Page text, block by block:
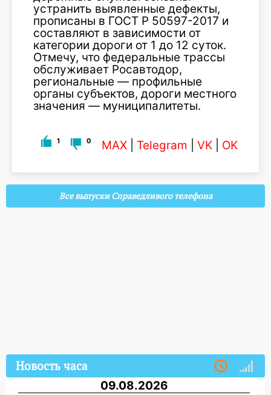
устранить выявленные дефекты,
прописаны в ГОСТ Р 50597-2017 и
составляют в зависимости от
категории дороги от 1 до 12 суток.
Отмечу, что федеральные трассы
обслуживает Росавтодор,
региональные — профильные
органы субъектов, дороги местного
значения — муниципалитеты.
1 0 MAX Telegram VK OK
Все выпуски Справедливого телефона
Новость часа
09.08.2026